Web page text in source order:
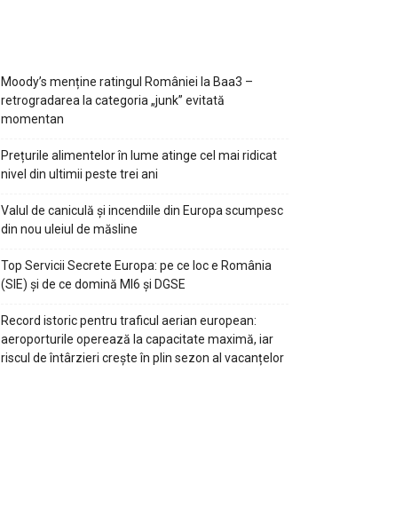
Moody’s menține ratingul României la Baa3 –
retrogradarea la categoria „junk” evitată
momentan
Prețurile alimentelor în lume atinge cel mai ridicat
nivel din ultimii peste trei ani
Valul de caniculă și incendiile din Europa scumpesc
din nou uleiul de măsline
Top Servicii Secrete Europa: pe ce loc e România
(SIE) și de ce domină MI6 și DGSE
Record istoric pentru traficul aerian european:
aeroporturile operează la capacitate maximă, iar
riscul de întârzieri crește în plin sezon al vacanțelor